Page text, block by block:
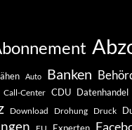
Auto Banken
Call-Center CDU Datenhandel
Download Drohung Druck